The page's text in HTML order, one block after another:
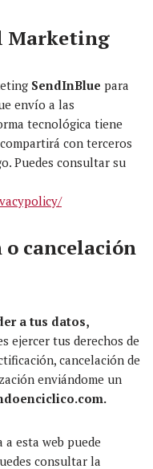
Marketing
SendInBlue para
envío a las
tecnológica tiene
con terceros
Puedes consultar su
o cancelación
a tus datos,
ejercer tus derechos de
cancelación de
enviándome un
esta web puede
consultar la